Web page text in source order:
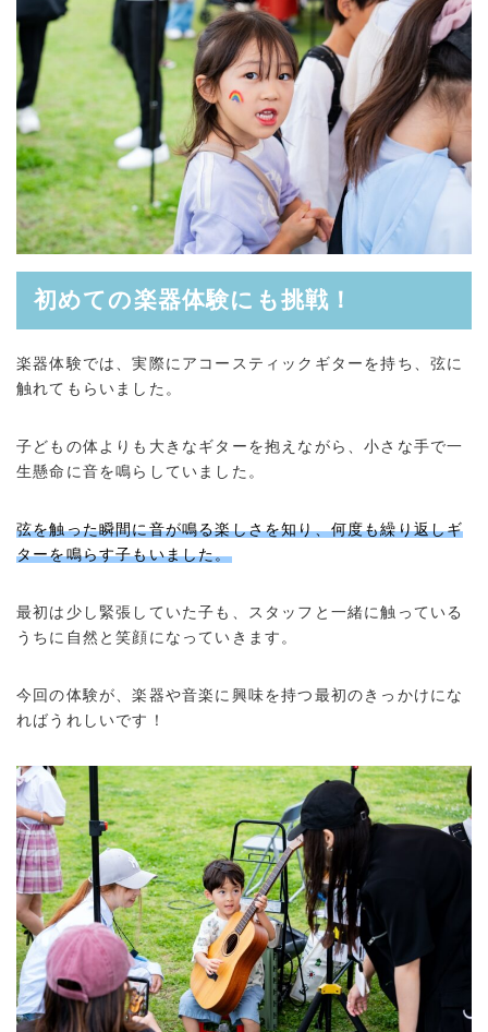
初めての楽器体験にも挑戦！
楽器体験では、実際にアコースティックギターを持ち、弦に
触れてもらいました。
子どもの体よりも大きなギターを抱えながら、小さな手で一
生懸命に音を鳴らしていました。
弦を触った瞬間に音が鳴る楽しさを知り、何度も繰り返しギ
ターを鳴らす子もいました。
最初は少し緊張していた子も、スタッフと一緒に触っている
うちに自然と笑顔になっていきます。
今回の体験が、楽器や音楽に興味を持つ最初のきっかけにな
ればうれしいです！